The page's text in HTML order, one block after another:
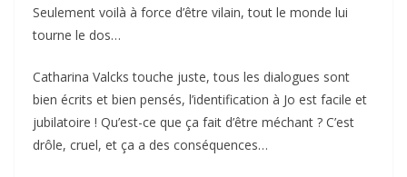
Seulement voilà à force d’être vilain, tout le monde lui
tourne le dos…
Catharina Valcks touche juste, tous les dialogues sont
bien écrits et bien pensés, l’identification à Jo est facile et
jubilatoire ! Qu’est-ce que ça fait d’être méchant ? C’est
drôle, cruel, et ça a des conséquences…